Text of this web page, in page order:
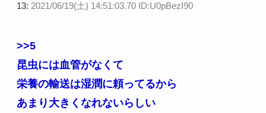
13: 2021/06/19(土) 14:51:03.70 ID:U0pBezI90
>>5
昆虫には血管がなくて
栄養の輸送は湿潤に頼ってるから
あまり大きくなれないらしい